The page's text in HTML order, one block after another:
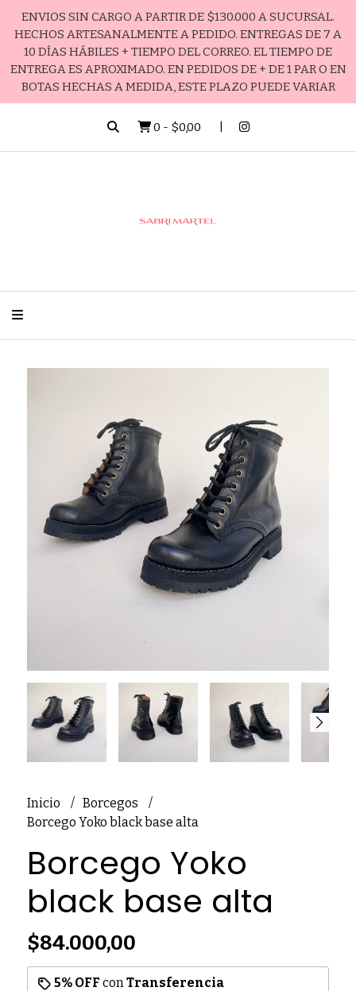
ENVIOS SIN CARGO A PARTIR DE $130.000 A SUCURSAL.
HECHOS ARTESANALMENTE A PEDIDO. ENTREGAS DE 7 A
10 DÍAS HÁBILES + TIEMPO DEL CORREO. EL TIEMPO DE
ENTREGA ES APROXIMADO. EN PEDIDOS DE + DE 1 PAR O EN
BOTAS HECHAS A MEDIDA, ESTE PLAZO PUEDE VARIAR
0 - $0,00
Inicio
Borcegos
Borcego Yoko black base alta
Borcego Yoko
black base alta
$84.000,00
5% OFF con Transferencia